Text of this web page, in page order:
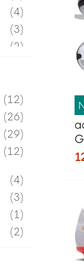
14
2
1
2
5
1
2
2
8
3
8
4
3
2
12
26
29
12
4
3
1
2